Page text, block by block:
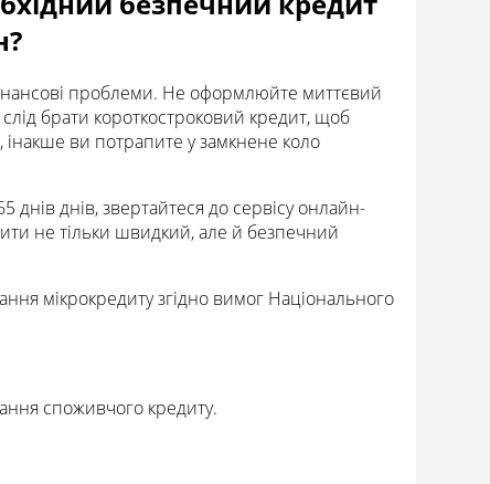
проблеми. Не оформлюйте миттєвий
брати короткостроковий кредит, щоб
ви потрапите у замкнене коло
днів, звертайтеся до сервісу онлайн-
не тільки швидкий, але й безпечний
мікрокредиту згідно вимог Національного
споживчого кредиту.